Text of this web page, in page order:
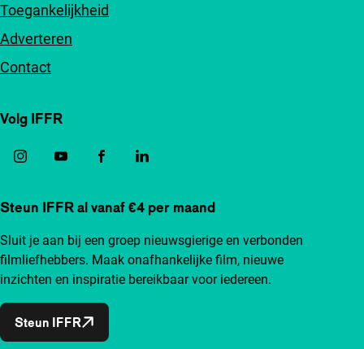
Toegankelijkheid
Adverteren
Contact
Volg IFFR
Steun IFFR al vanaf €4 per maand
Sluit je aan bij een groep nieuwsgierige en verbonden
filmliefhebbers. Maak onafhankelijke film, nieuwe
inzichten en inspiratie bereikbaar voor iedereen.
Steun IFFR